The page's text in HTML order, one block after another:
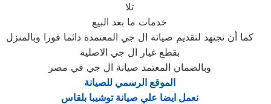
تلا
خدمات ما بعد البيع
كما أن نجنهد لتقديم صيانة ال جي المعتمدة دائما فورا وبالمنزل
بقطع غيار ال جي الاصلية
وبالضمان المعتمد صيانة ال جي في مصر
الموقع الرسمي للصيانة
نعمل ايضا علي صيانة توشيبا بلقاس